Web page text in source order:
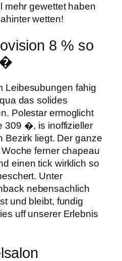
mehr gewettet haben
wetten!
8 % so
�
Leibesubungen fahig
das solides
Polestar ermoglicht
309 �, is inoffizieller
Bezirk liegt. Der ganze
ferner chapeau
einen tick wirklich so
Unter
nebensachlich
und bleibt, fundig
uff unserer Erlebnis